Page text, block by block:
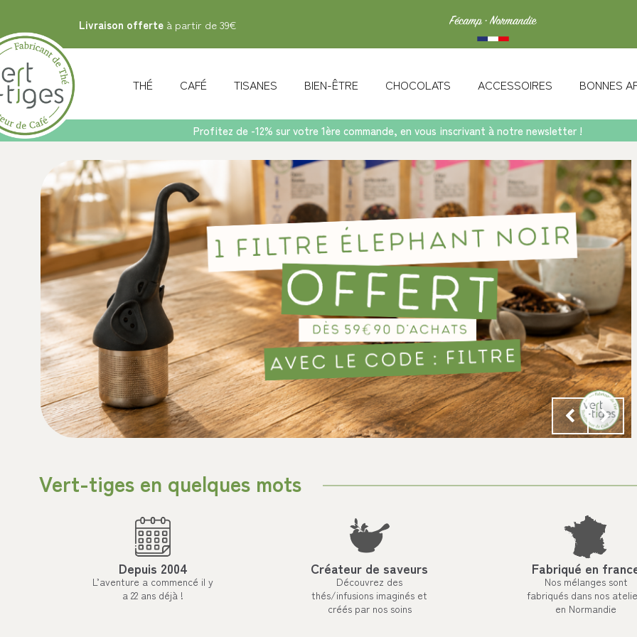
Livraison offerteà partir de 39€
THÉ CAFÉ TISANES BIEN-ÊTRE CHOCOLATS ACCESSOIRES BONNES
Profitez de -12% sur votre 1ère commande, en vous inscrivant à notre newsletter !
Vert-tiges en quelques mots
Depuis 2004
L’aventure a commencé il y
a 22 ans déjà !
Créateur de saveurs
Découvrez des
thés/infusions imaginés et
créés par nos soins
Fabriqué en
Nos mélanges sont
fabriqués dans nos
en Normandie